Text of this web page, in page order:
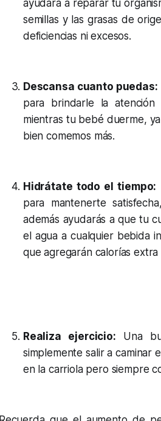
ayudará a reparar tu
semillas y las grasas de
deficiencias ni excesos.
Descansa cuanto puedas:
para brindarle la
mientras tu bebé duerme,
bien comemos más.
Hidrátate todo el tiempo:
para mantenerte
además ayudarás a que tu
el agua a cualquier bebida
que agregarán calorías
Realiza ejercicio: Una
simplemente salir a
en la carriola pero siempre